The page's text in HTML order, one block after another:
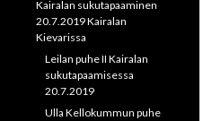
Kairalan sukutapaaminen
20.7.2019 Kairalan
Kievarissa
Leilan puhe II Kairalan
sukutapaamisessa
20.7.2019
Ulla Kellokummun puhe